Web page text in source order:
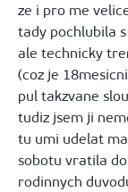
ze i pro me
tady pochlubila
ale technicky
(coz je
pul takzvane
tudiz jsem ji
tu umi udelat
sobotu vratila
rodinnych